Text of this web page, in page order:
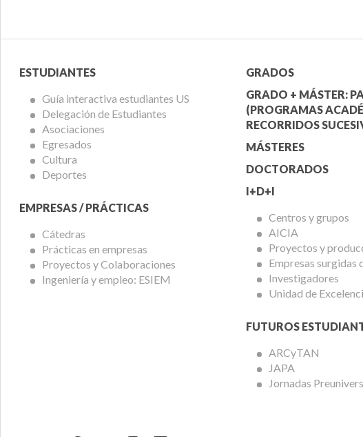
Menú
Alumnos
ESTUDIANTES
Guía interactiva estudiantes US
Delegación de Estudiantes
Asociaciones
Egresados
Cultura
Deportes
EMPRESAS / PRÁCTICAS
Cátedras
Prácticas en empresas
Proyectos y Colaboraciones
Ingeniería y empleo: ESIEM
Menú
Oferta
Académica
GRADOS
GRADO + MÁSTER:
(PROGRAMAS
RECORRIDOS
MÁSTERES
DOCTORADOS
I+D+I
Centros y grupos
AICIA
Proyectos y
Empresas surgidas
Investigadores
Unidad de
FUTUROS
ARCyTAN
JAPA
Jornadas